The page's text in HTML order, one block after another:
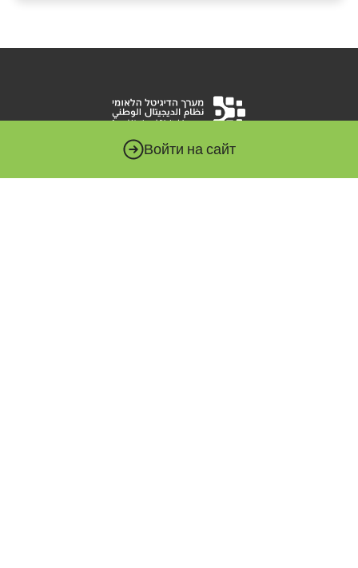
Войти на сайт
Национальная цифровая система – это орган, которому